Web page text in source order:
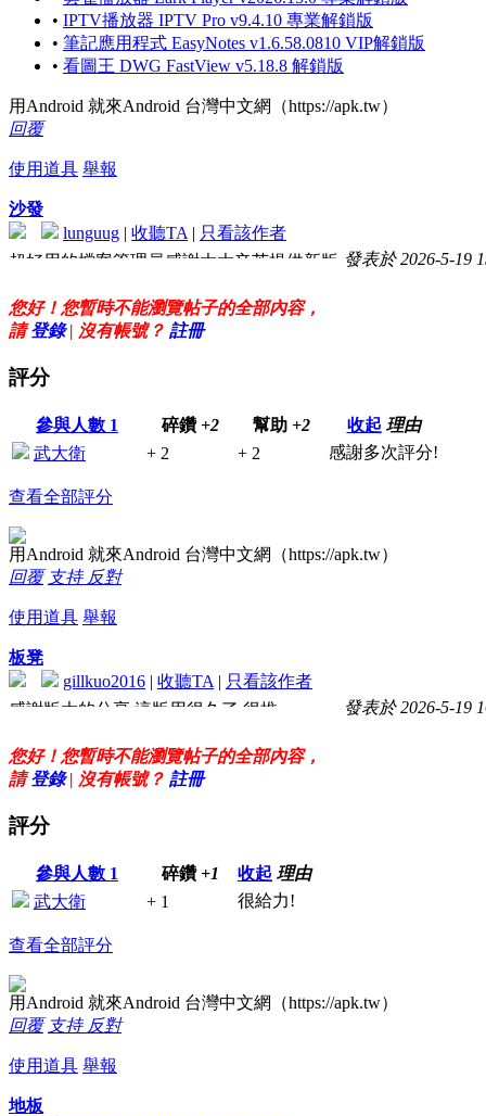
• IPTV播放器 IPTV Pro v9.4.10 專業解鎖版
• 筆記應用程式 EasyNotes v1.6.58.0810 VIP解鎖版
• 看圖王 DWG FastView v5.18.8 解鎖版
用Android 就來Android 台灣中文網（https://apk.tw）
回覆
使用道具 舉報
沙發
lunguug | 收聽TA | 只看該作者
發表於 2026-5-19
超好用的檔案管理員感謝大大辛苦提供新版
您好！您暫時不能瀏覽帖子的全部內容，
請登錄 | 沒有帳號？ 註冊
評分
參與人數 1 碎鑽 +2 幫助 +2 收起 理由
武大衛
+ 2 + 2 感謝多次評分!
查看全部評分
用Android 就來Android 台灣中文網（https://apk.tw）
回覆 支持 反對
使用道具 舉報
板凳
gillkuo2016 | 收聽TA | 只看該作者
發表於 2026-5-19
感謝版大的分享.這版用很久了.很推
您好！您暫時不能瀏覽帖子的全部內容，
請登錄 | 沒有帳號？ 註冊
評分
參與人數 1 碎鑽 +1 收起 理由
武大衛
+ 1 很給力!
查看全部評分
用Android 就來Android 台灣中文網（https://apk.tw）
回覆 支持 反對
使用道具 舉報
地板